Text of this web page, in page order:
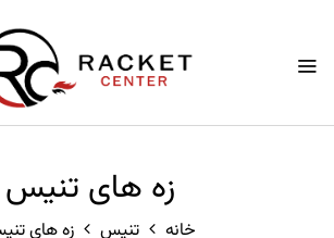
زه های تنیس
خانه تنیس زه های